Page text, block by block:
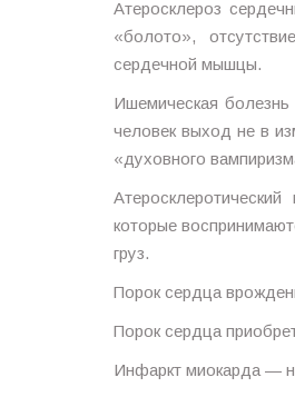
Атеросклероз
«болото»,
сердечной мышцы.
Ишемическая
человек выход не в
«духовного
которые
груз.
Порок сердца
Порок сердца
Инфаркт миокарда —